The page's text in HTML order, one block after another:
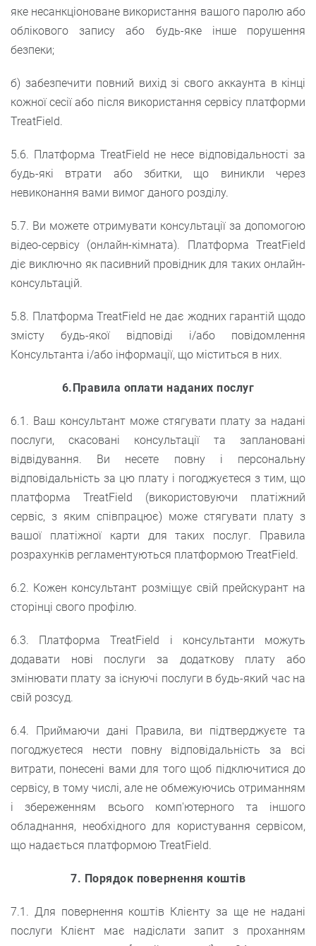
яке несанкціоноване використання вашого паролю або
облікового запису або будь-яке інше порушення
безпеки;
б) забезпечити повний вихід зі свого аккаунта в кінці
кожної сесії або після використання сервісу платформи
TreatField.
5.6. Платформа TreatField не несе відповідальності за
будь-які втрати або збитки, що виникли через
невиконання вами вимог даного розділу.
5.7. Ви можете отримувати консультації за допомогою
відео-сервісу (онлайн-кімната). Платформа TreatField
діє виключно як пасивний провідник для таких онлайн-
консультацій.
5.8. Платформа TreatField не дає жодних гарантій щодо
змісту будь-якої відповіді і/або повідомлення
Консультанта і/або інформації, що міститься в них.
6.Правила оплати наданих послуг
6.1. Ваш консультант може стягувати плату за надані
послуги, скасовані консультації та заплановані
відвідування. Ви несете повну і персональну
відповідальність за цю плату і погоджуєтеся з тим, що
платформа TreatField (використовуючи платіжний
сервіс, з яким співпрацює) може стягувати плату з
вашої платіжної карти для таких послуг. Правила
розрахунків регламентуються платформою TreatField.
6.2. Кожен консультант розміщує свій прейскурант на
сторінці свого профілю.
6.3. Платформа TreatField і консультанти можуть
додавати нові послуги за додаткову плату або
змінювати плату за існуючі послуги в будь-який час на
свій розсуд.
6.4. Приймаючи дані Правила, ви підтверджуєте та
погоджуєтеся нести повну відповідальність за всі
витрати, понесені вами для того щоб підключитися до
сервісу, в тому числі, але не обмежуючись отриманням
і збереженням всього комп'ютерного та іншого
обладнання, необхідного для користування сервісом,
що надається платформою TreatField.
7. Порядок повернення коштів
7.1. Для повернення коштів Клієнту за ще не надані
послуги Клієнт має надіслати запит з проханням